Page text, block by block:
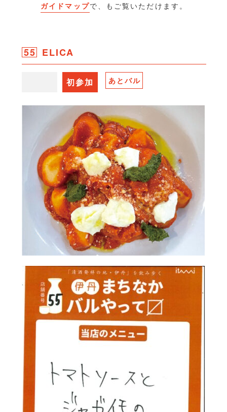
ガイドマップで、もご覧いただけます。
55 ELICA
初参加 あとバル